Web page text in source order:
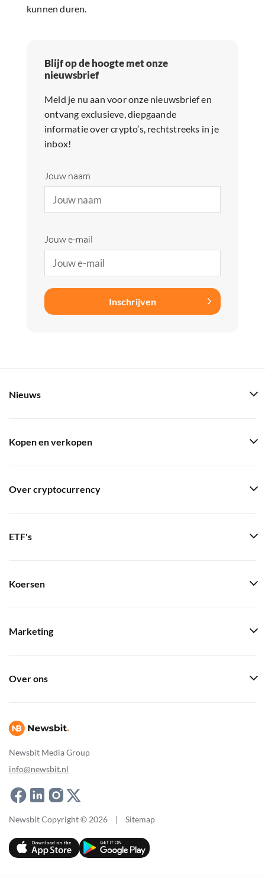
kunnen duren.
Blijf op de hoogte met onze
nieuwsbrief
Meld je nu aan voor onze nieuwsbrief en
ontvang exclusieve, diepgaande
informatie over crypto’s, rechtstreeks in je
inbox!
Jouw naam
Jouw e-mail
Inschrijven
Newsbit Media Group
info@newsbit.nl
Nieuws
Kopen en verkopen
Over cryptocurrency
ETF's
Koersen
Marketing
Over ons
Newsbit Copyright © 2026 | Sitemap